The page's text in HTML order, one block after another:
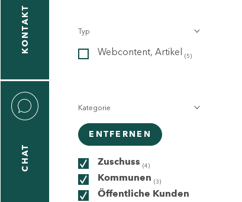
KONTAKT
CHAT
Typ
Webcontent, Artikel (5)
Kategorie
ENTFERNEN
Zuschuss (4)
Kommunen (3)
Öffentliche Kunden